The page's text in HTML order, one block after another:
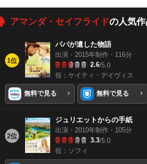
アマンダ・セイフライドの人気
1位
パパが遺した物語
出演・2015年制作・116分
2.6/5.0
役：ケイティ・デイヴィス
無料で見る 無料で見る
2位
ジュリエットからの手紙
出演・2010年制作・105分
3.3/5.0
役：ソフィ